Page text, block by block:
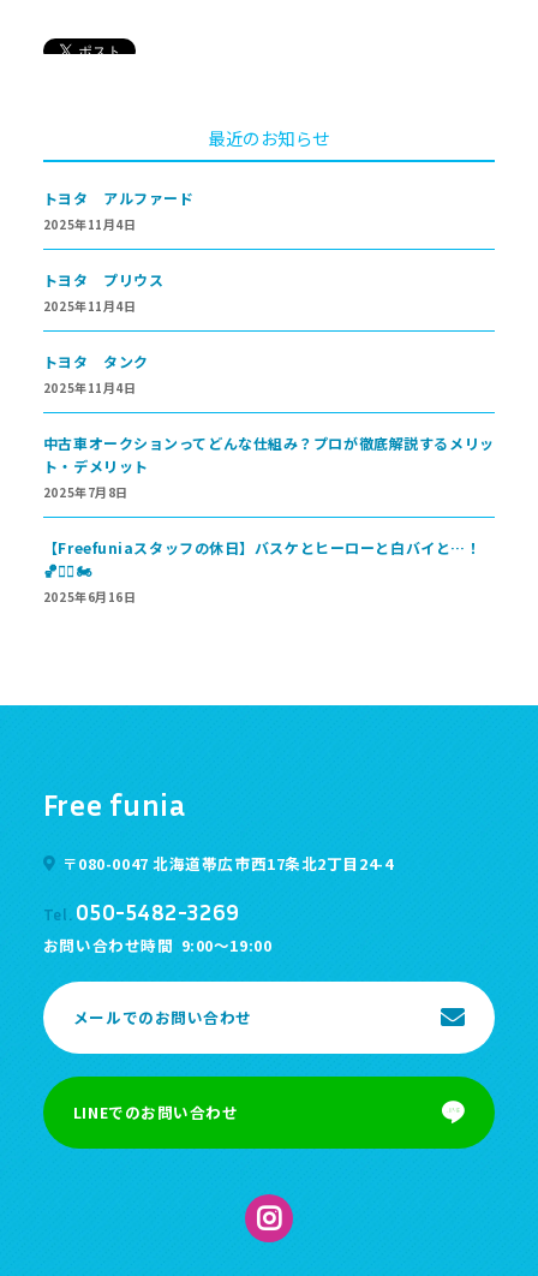
最近のお知らせ
トヨタ アルファード
2025年11月4日
トヨタ プリウス
2025年11月4日
トヨタ タンク
2025年11月4日
中古車オークションってどんな仕組み？プロが徹底解説するメリッ
ト・デメリット
2025年7月8日
【Freefuniaスタッフの休日】バスケとヒーローと白バイと…！
🏀🦸‍♂️🏍
2025年6月16日
Free funia
〒080-0047 北海道帯広市西17条北2丁目24-4
Tel. 050-5482-3269
お問い合わせ時間 9:00～19:00
メールでのお問い合わせ
LINEでのお問い合わせ